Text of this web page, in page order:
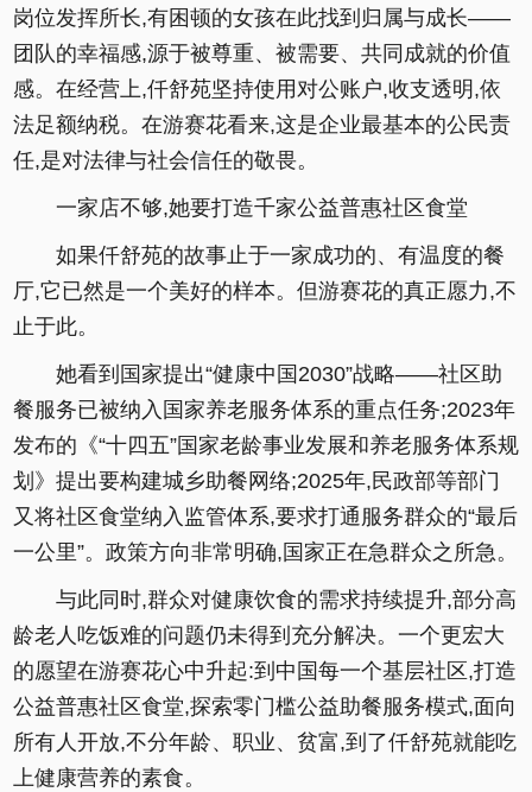
岗位发挥所长,有困顿的女孩在此找到归属与成长——
团队的幸福感,源于被尊重、被需要、共同成就的价值
感。在经营上,仟舒苑坚持使用对公账户,收支透明,依
法足额纳税。在游赛花看来,这是企业最基本的公民责
任,是对法律与社会信任的敬畏。
一家店不够,她要打造千家公益普惠社区食堂
如果仟舒苑的故事止于一家成功的、有温度的餐
厅,它已然是一个美好的样本。但游赛花的真正愿力,不
止于此。
她看到国家提出“健康中国2030”战略——社区助
餐服务已被纳入国家养老服务体系的重点任务;2023年
发布的《“十四五”国家老龄事业发展和养老服务体系规
划》提出要构建城乡助餐网络;2025年,民政部等部门
又将社区食堂纳入监管体系,要求打通服务群众的“最后
一公里”。政策方向非常明确,国家正在急群众之所急。
与此同时,群众对健康饮食的需求持续提升,部分高
龄老人吃饭难的问题仍未得到充分解决。一个更宏大
的愿望在游赛花心中升起:到中国每一个基层社区,打造
公益普惠社区食堂,探索零门槛公益助餐服务模式,面向
所有人开放,不分年龄、职业、贫富,到了仟舒苑就能吃
上健康营养的素食。